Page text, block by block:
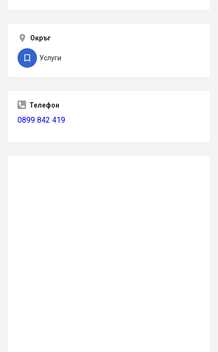
Окръг
Услуги
Телефон
0899 842 419